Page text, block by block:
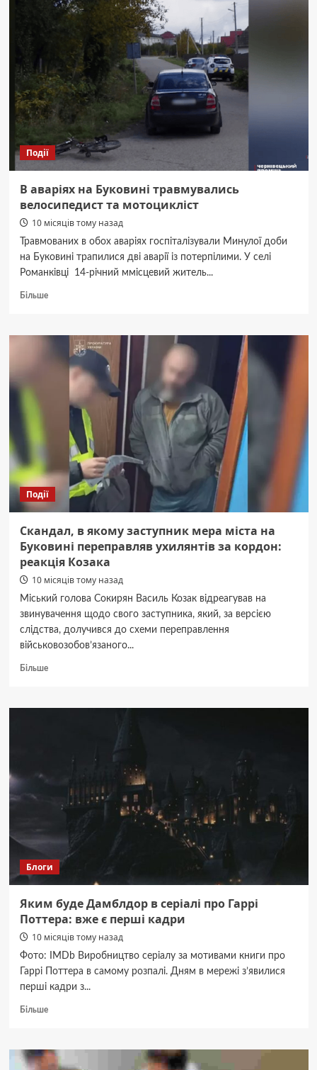
п’єдестал:
чернівецькі
вибороли
золото
на
міжнародному
турнірі
Події
В аваріях на Буковині травмувались
велосипедист та мотоцикліст
10 місяців тому назад
Травмованих в обох аваріях госпіталізували Минулої доби
на Буковині трапилися дві аварії із потерпілими. У селі
Романківці 14-річний ммісцевий житель...
БільшеДокладніше
аваріях
травмувались
мотоцикліст
Події
Скандал, в якому заступник мера міста на
Буковині переправляв ухилянтів за кордон:
реакція Козака
10 місяців тому назад
Міський голова Сокирян Василь Козак відреагував на
звинувачення щодо свого заступника, який, за версією
слідства, долучився до схеми переправлення
військовозобов’язаного...
БільшеДокладніше
в
Буковині
переправляв
реакція
Козака
Блоги
Яким буде Дамблдор в серіалі про Гаррі
Поттера: вже є перші кадри
10 місяців тому назад
Фото: IMDb Виробництво серіалу за мотивами книги про
Гаррі Поттера в самому розпалі. Дням в мережі з’явилися
перші кадри з...
БільшеДокладніше
буде
Дамблдор